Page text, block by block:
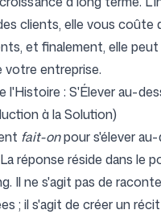
clients, elle vous coûte
et finalement, elle
entreprise.
l'Histoire : S'Élever au-
à la Solution)
fait-onpour s'élever
réponse réside dans le
Il ne s'agit pas de
; il s'agit de créer un